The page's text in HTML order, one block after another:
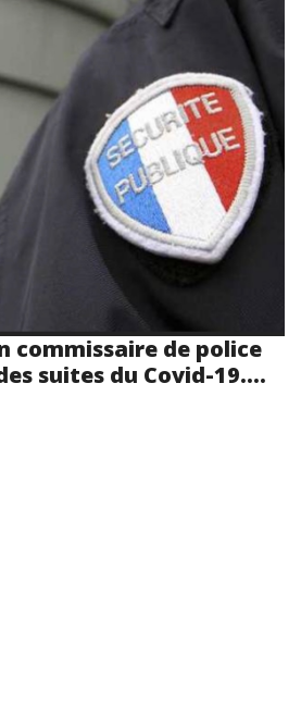
commissaire de police
suites du Covid-19....